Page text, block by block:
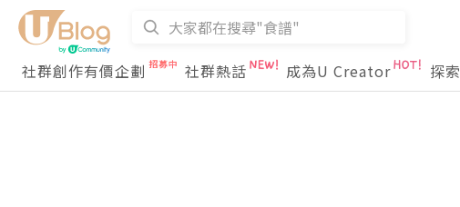
社群創作有價企劃 社群熱話 成為U Creator 探索